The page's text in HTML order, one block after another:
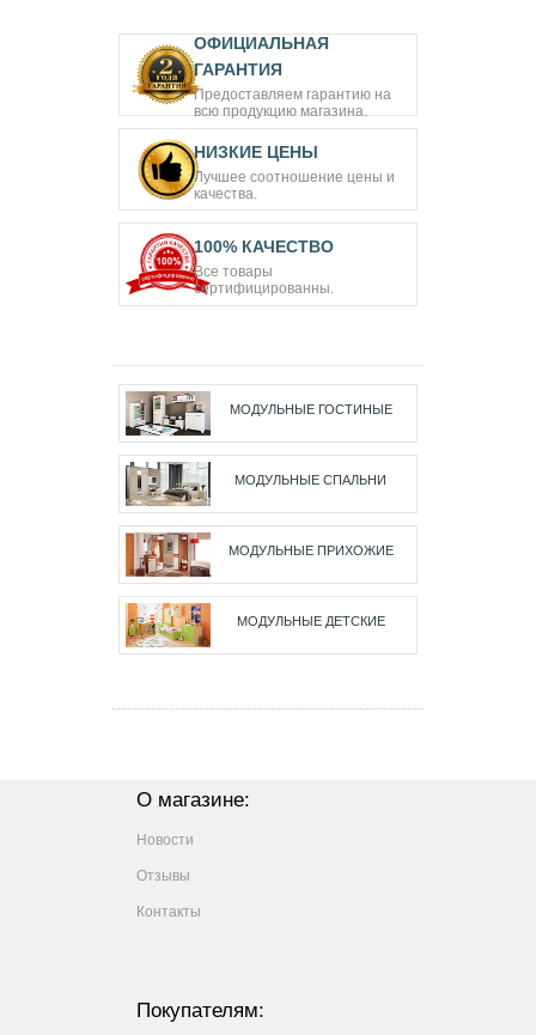
ОФИЦИАЛЬНАЯ
ГАРАНТИЯ
Предоставляем гарантию на
всю продукцию магазина.
НИЗКИЕ ЦЕНЫ
Лучшее соотношение цены и
качества.
100% КАЧЕСТВО
Все товары
сертифицированны.
МОДУЛЬНЫЕ ГОСТИНЫЕ
МОДУЛЬНЫЕ СПАЛЬНИ
МОДУЛЬНЫЕ ПРИХОЖИЕ
МОДУЛЬНЫЕ ДЕТСКИЕ
О магазине:
Новости
Отзывы
Контакты
Покупателям: